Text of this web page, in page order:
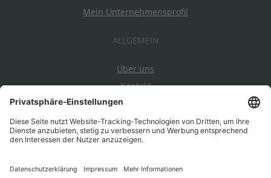
Mein Unternehmensprofil
ALLGEMEIN
Über uns
Kontakt
Datenschutz
Impressum
AGBs